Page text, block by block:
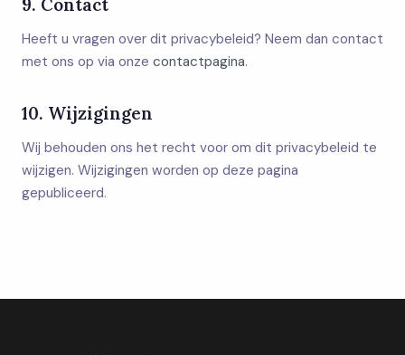
9. Contact
Heeft u vragen over dit privacybeleid? Neem dan contact
met ons op via onze contactpagina.
10. Wijzigingen
Wij behouden ons het recht voor om dit privacybeleid te
wijzigen. Wijzigingen worden op deze pagina
gepubliceerd.